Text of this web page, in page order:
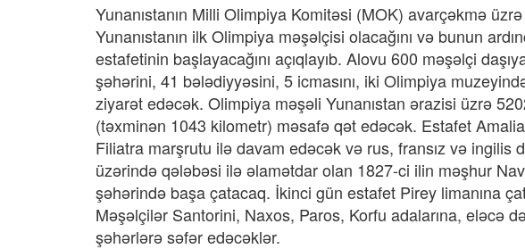
Yunanıstanın Milli Olimpiya Komitəsi (MOK) avarçəkmə
Yunanıstanın ilk Olimpiya məşəlçisi olacağını və bunun
estafetinin başlayacağını açıqlayıb. Alovu 600 məşəlçi
şəhərini, 41 bələdiyyəsini, 5 icmasını, iki Olimpiya
ziyarət edəcək. Olimpiya məşəli Yunanıstan ərazisi üzrə
(təxminən 1043 kilometr) məsafə qət edəcək. Estafet
Filiatra marşrutu ilə davam edəcək və rus, fransız və ingilis
üzərində qələbəsi ilə əlamətdar olan 1827-ci ilin məşhur
şəhərində başa çatacaq. İkinci gün estafet Pirey limanına
Məşəlçilər Santorini, Naxos, Paros, Korfu adalarına, eləcə
şəhərlərə səfər edəcəklər.